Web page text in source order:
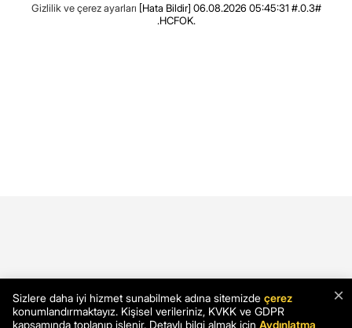
Gizlilik ve çerez ayarları [Hata Bildir] 06.08.2026 05:45:31 #.0.3#
.HCFOK.
×
Sizlere daha iyi hizmet sunabilmek adına sitemizde çerez
konumlandırmaktayız. Kişisel verileriniz, KVKK ve GDPR
kapsamında toplanıp işlenir. Detaylı bilgi almak için Aydınlatma